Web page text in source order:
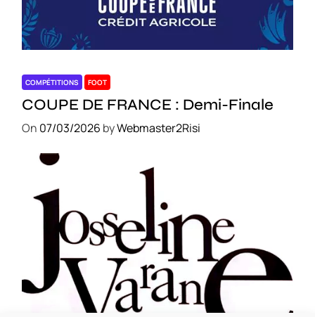
COMPÉTITIONS FOOT
COUPE DE FRANCE : Demi-Finale
On 07/03/2026 byWebmaster2Risi